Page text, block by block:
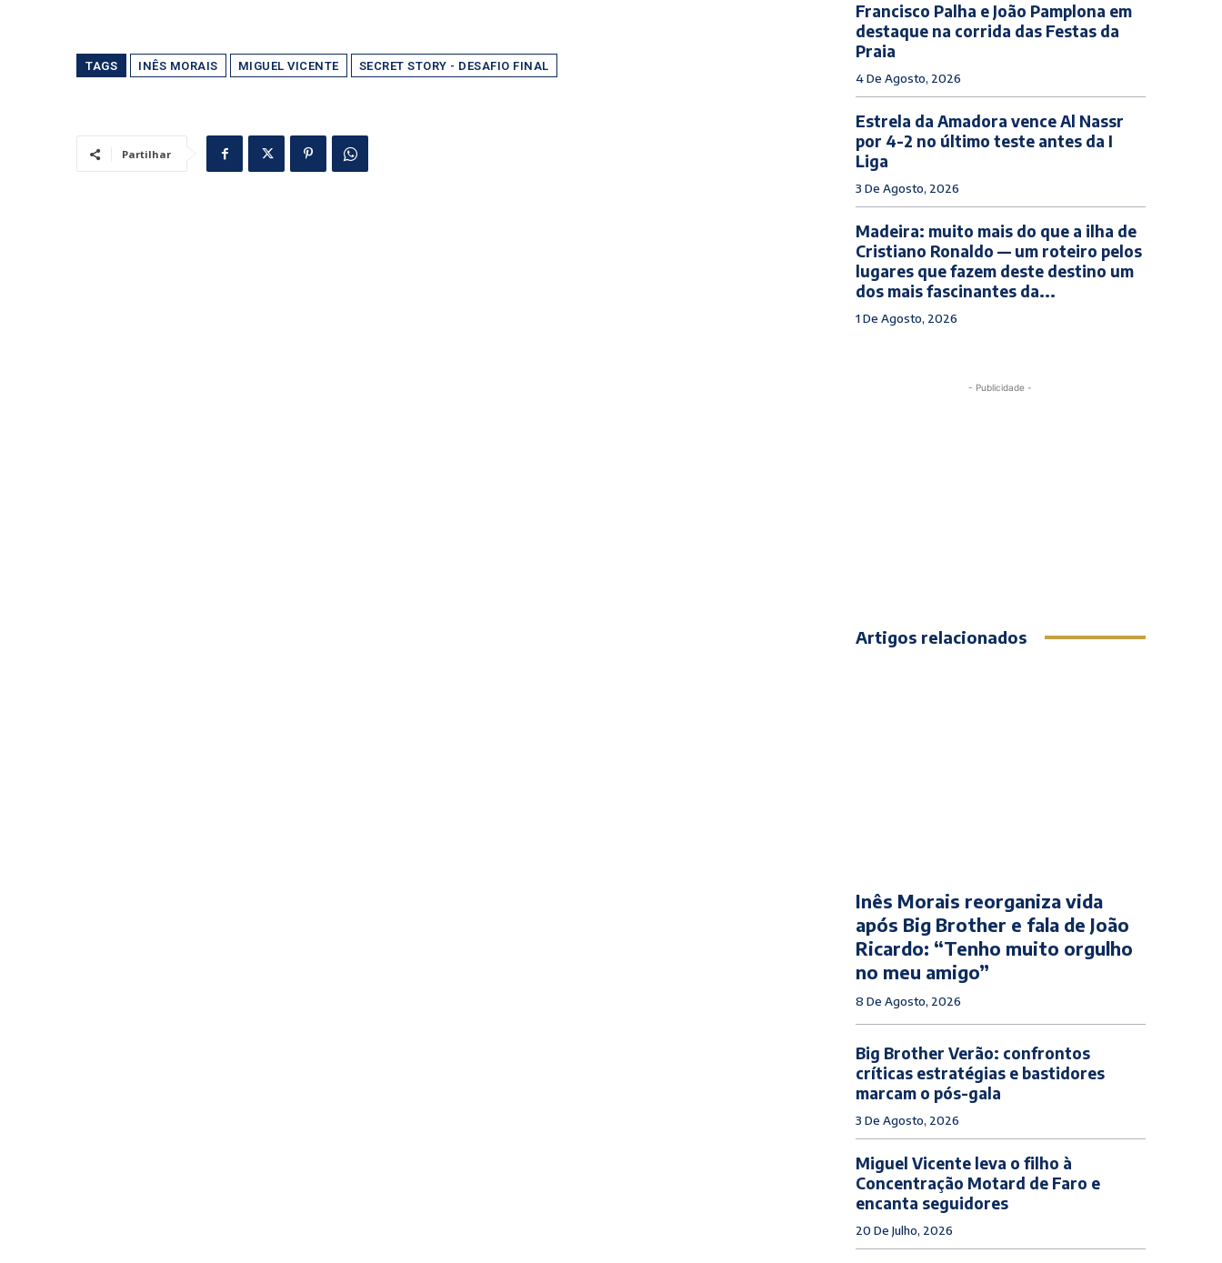
TAGS INÊS MORAIS MIGUEL VICENTE SECRET STORY - DESAFIO FINAL
Partilhar
Francisco Palha e João Pamplona em
destaque na corrida das Festas da
Praia
4 De Agosto, 2026
Estrela da Amadora vence Al Nassr
por 4-2 no último teste antes da I
Liga
3 De Agosto, 2026
Madeira: muito mais do que a ilha de
Cristiano Ronaldo — um roteiro pelos
lugares que fazem deste destino um
dos mais fascinantes da...
1 De Agosto, 2026
- Publicidade -
Artigos relacionados
Inês Morais reorganiza vida
após Big Brother e fala de João
Ricardo: “Tenho muito orgulho
no meu amigo”
8 De Agosto, 2026
Big Brother Verão: confrontos
críticas estratégias e bastidores
marcam o pós-gala
3 De Agosto, 2026
Miguel Vicente leva o filho à
Concentração Motard de Faro e
encanta seguidores
20 De Julho, 2026